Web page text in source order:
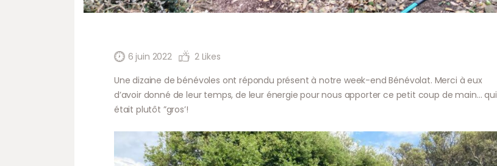
6 juin 2022 2 Likes
Une dizaine de bénévoles ont répondu présent à notre week-end Bénévolat. Merci à eux
d’avoir donné de leur temps, de leur énergie pour nous apporter ce petit coup de main… qui
était plutôt ”gros’!